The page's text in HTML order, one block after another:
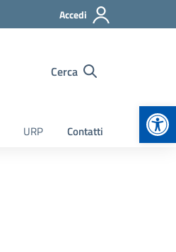
Accedi
Cerca
URP Contatti